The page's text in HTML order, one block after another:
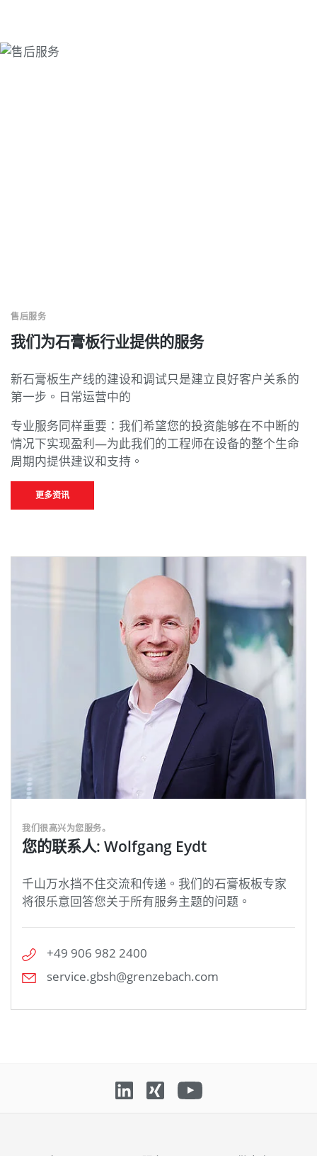
我们为石膏板行业提供的服务
售后服务
新石膏板生产线的建设和调试只是建立良好客户关系的
第一步。日常运营中的
专业服务同样重要：我们希望您的投资能够在不中断的
情况下实现盈利—为此我们的工程师在设备的整个生命
周期内提供建议和支持。
更多资讯
我们很高兴为您服务。
您的联系人: Wolfgang Eydt
千山万水挡不住交流和传递。我们的石膏板板专家
将很乐意回答您关于所有服务主题的问题。
+49 906 982 2400
service.gbsh@grenzebach.com